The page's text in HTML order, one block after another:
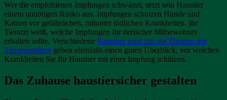
Wer die empfohlenen Impfungen schwänzt, setzt sein Haustier
einem unnötigen Risiko aus. Impfungen schützen Hunde und
Katzen vor gefährlichen, mitunter tödlichen Krankheiten. Ihr
Tierarzt weiß, welche Impfungen Ihr tierischer Mitbewohner
erhalten sollte. Verschiedene Ratgeber rund um die Themen der
Tiergesundheitgeben ebenfalls einen guten Überblick, vor welchen
Krankheiten Sie Ihr Haustier mit einer Impfung schützen.
Das Zuhause haustiersicher gestalten